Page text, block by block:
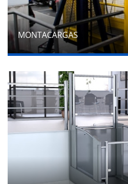
MONTACARGAS